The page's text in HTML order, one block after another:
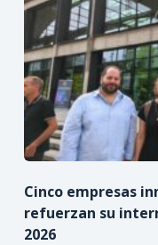
Cinco empresas
refuerzan su
2026